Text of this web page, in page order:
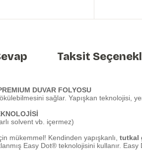
Taksit
DUVAR FOLYOSU
sağlar. Yapışkan teknolojisi,
solvent vb. içermez)
mükemmel! Kendinden yapışkanlı, tutkal
Easy Dot® teknolojisini kullanır.